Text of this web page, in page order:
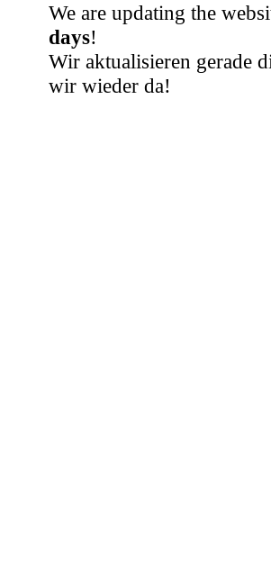
We are updating the
days!
Wir aktualisieren gerade
wir wieder da!